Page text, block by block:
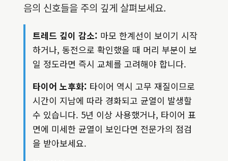
음의 신호들을 주의 깊게 살펴보세요.
트레드 깊이 감소: 마모 한계선이 보이기 시작
하거나, 동전으로 확인했을 때 머리 부분이 보
일 정도라면 즉시 교체를 고려해야 합니다.
타이어 노후화: 타이어 역시 고무 재질이므로
시간이 지남에 따라 경화되고 균열이 발생할
수 있습니다. 5년 이상 사용했거나, 타이어 표
면에 미세한 균열이 보인다면 전문가의 점검
을 받아보세요.